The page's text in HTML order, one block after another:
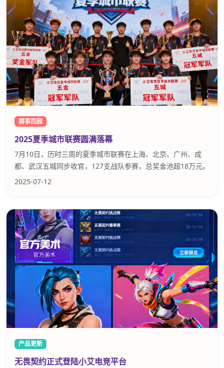
赛事回顾
2025夏季城市联赛圆满落幕
7月10日，历时三周的夏季城市联赛在上海、北京、广州、成
都、武汉五城同步收官，127支战队参赛，总奖金池超18万元。
2025-07-12
产品更新
无畏契约正式登陆小艾电竞平台